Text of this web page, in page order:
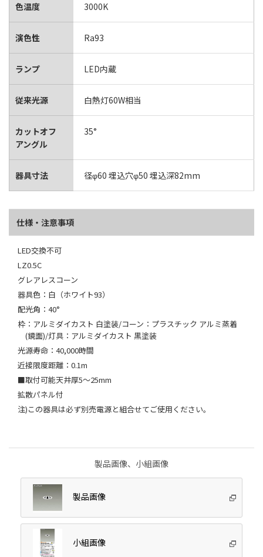
色温度 3000K
演色性 Ra93
ランプ LED内蔵
従来光源 白熱灯60W相当
カットオフ
アングル
35°
器具寸法 径φ60 埋込穴φ50 埋込深82mm
仕様・注意事項
LED交換不可
LZ0.5C
グレアレスコーン
器具色：白（ホワイト93）
配光角：40°
枠：アルミダイカスト 白塗装/コーン：プラスチック アルミ蒸着
(鏡面)/灯具：アルミダイカスト 黒塗装
光源寿命：40,000時間
近接限度距離：0.1m
■取付可能天井厚5～25mm
拡散パネル付
注)この器具は必ず別売電源と組合せてご使用ください。
製品画像、小組画像
製品画像
小組画像